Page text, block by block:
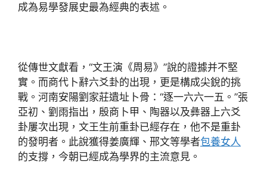
成為易學發展史最為經典的表述。
從傳世文獻看，“文王演《周易》”說的證據并不堅
實。而商代卜辭六爻卦的出現，更是構成尖銳的挑
戰。河南安陽劉家莊遺址卜骨：“逐一六六一五。”張
亞初、劉雨指出，殷商卜甲、陶器以及彝器上六爻
卦屢次出現，文王生前重卦已經存在，他不是重卦
的發明者。此說獲得姜廣輝、邢文等學者包養女人
的支撐，今朝已經成為學界的主流意見。